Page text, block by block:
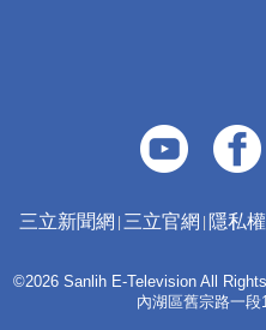
三立新聞網 三立官網 隱私
©2026 Sanlih E-Television All
內湖區舊宗路一段